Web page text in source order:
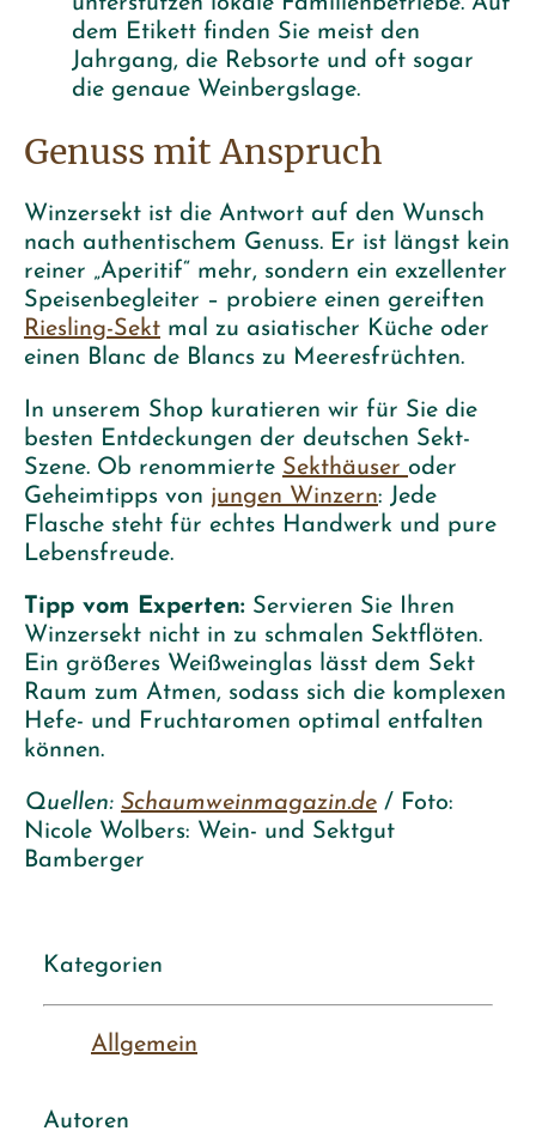
dem Etikett finden Sie meist den
Jahrgang, die Rebsorte und oft sogar
die genaue Weinbergslage.
Genuss mit Anspruch
Winzersekt ist die Antwort auf den Wunsch
nach authentischem Genuss. Er ist längst kein
reiner „Aperitif“ mehr, sondern ein exzellenter
Speisenbegleiter – probiere einen gereiften
Riesling-Sekt mal zu asiatischer Küche oder
einen Blanc de Blancs zu Meeresfrüchten.
In unserem Shop kuratieren wir für Sie die
besten Entdeckungen der deutschen Sekt-
Szene. Ob renommierte Sekthäuser oder
Geheimtipps von jungen Winzern: Jede
Flasche steht für echtes Handwerk und pure
Lebensfreude.
Tipp vom Experten: Servieren Sie Ihren
Winzersekt nicht in zu schmalen Sektflöten.
Ein größeres Weißweinglas lässt dem Sekt
Raum zum Atmen, sodass sich die komplexen
Hefe- und Fruchtaromen optimal entfalten
können.
Quellen: Schaumweinmagazin.de / Foto:
Nicole Wolbers: Wein- und Sektgut
Bamberger
Kategorien
Allgemein
Autoren